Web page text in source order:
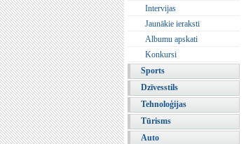
Intervijas
Jaunākie ieraksti
Albumu apskati
Konkursi
Sports
Dzīvesstils
Tehnoloģijas
Tūrisms
Auto